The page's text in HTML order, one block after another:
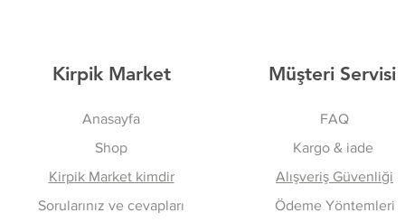
Kirpik Market
Anasayfa
Shop
Kirpik Market kimdir
Sorularınız ve cevapları
Müşteri Servisi
FAQ
Kargo & iade
Alışveriş Güvenliği
Ödeme Yöntemleri